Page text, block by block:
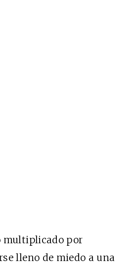
multiplicado por
lleno de miedo a una